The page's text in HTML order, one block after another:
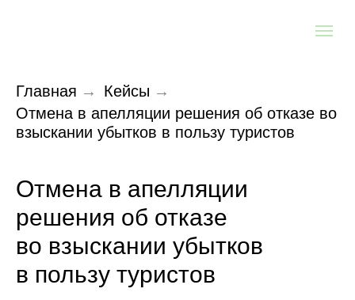
Главная → Кейсы →
Отмена в апелляции решения об отказе во
взыскании убытков в пользу туристов
Отмена в апелляции
решения об отказе
во взыскании убытков
в пользу туристов